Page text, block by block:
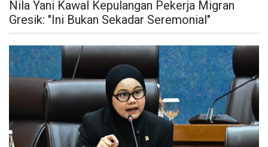
Nila Yani Kawal Kepulangan Pekerja Migran
Gresik: "Ini Bukan Sekadar Seremonial"